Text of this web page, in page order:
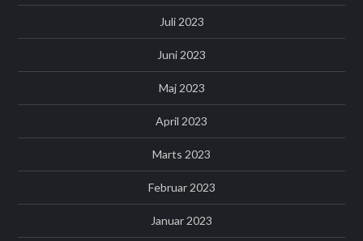
Juli 2023
Juni 2023
Maj 2023
April 2023
Marts 2023
Februar 2023
Januar 2023